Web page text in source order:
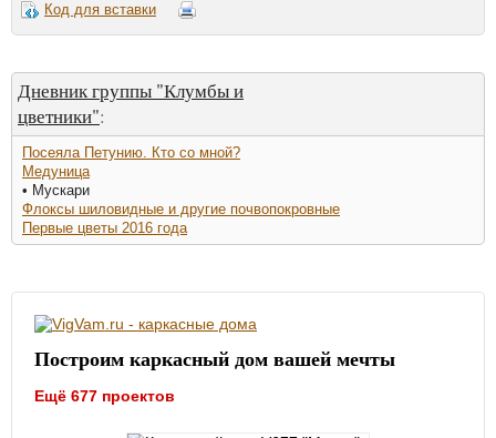
Код для вставки
Дневник группы "Клумбы и
цветники":
Посеяла Петунию. Кто со мной?
Медуница
• Мускари
Флоксы шиловидные и другие почвопокровные
Первые цветы 2016 года
Построим каркасный дом вашей мечты
Ещё 677 проектов